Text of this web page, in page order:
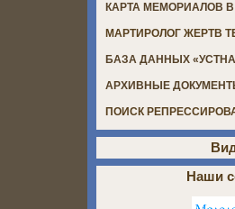
КАРТА МЕМОРИАЛОВ
МАРТИРОЛОГ ЖЕРТВ
БАЗА ДАННЫХ
АРХИВНЫЕ
ПОИСК
Наши